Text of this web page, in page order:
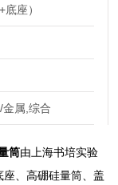
座）
属,综合
筒由上海书培实验
、高硼硅量筒、盖